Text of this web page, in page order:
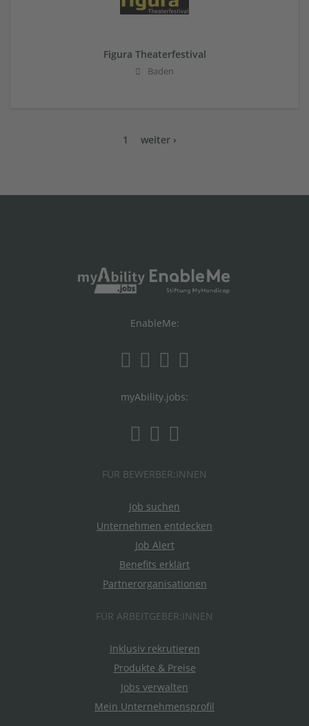
Figura Theaterfestival
Baden
1 weiter ›
EnableMe:
myAbility.jobs:
FÜR BEWERBER:INNEN
Job suchen
Unternehmen entdecken
Job Alert
Benefits erklärt
Partnerorganisationen
FÜR ARBEITGEBER:INNEN
Inklusiv rekrutieren
Produkte & Preise
Jobs verwalten
Mein Unternehmensprofil